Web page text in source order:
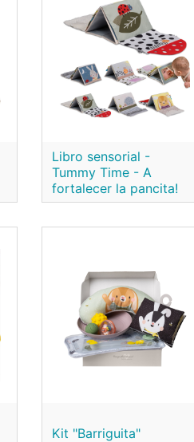
Libro sensorial -
Tummy Time - A
fortalecer la pancita!
Kit "Barriguita"